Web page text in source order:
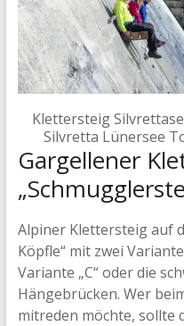
Klettersteig
Silvretta Lünersee
Gargellener
Alpiner Klettersteig auf
Köpfle“ mit zwei
Variante „C“ oder die
Hängebrücken. Wer
mitreden möchte, sollte